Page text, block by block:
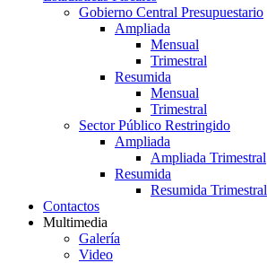
Gobierno Central Presupuestario
Ampliada
Mensual
Trimestral
Resumida
Mensual
Trimestral
Sector Público Restringido
Ampliada
Ampliada Trimestral
Resumida
Resumida Trimestral
Contactos
Multimedia
Galería
Video